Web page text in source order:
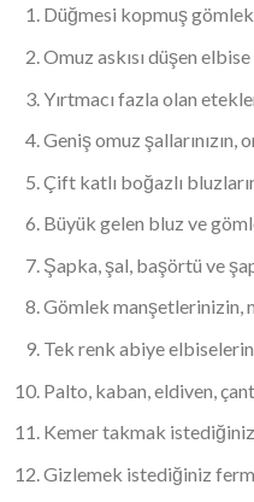
Düğmesi kopmuş
Omuz askısı düşen
Yırtmacı fazla olan
Geniş omuz şallarınızın,
Çift katlı boğazlı
Büyük gelen bluz ve
Şapka, şal, başörtü ve
Gömlek manşetlerinizin,
Tek renk abiye
Palto, kaban, eldiven,
Kemer takmak istediğiniz
Gizlemek istediğiniz